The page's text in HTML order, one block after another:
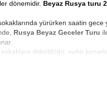
dönemidir. Beyaz Rusya turu
yürürken saatin gece
Rusya Beyaz Geceler Turu
döküldüğü, nehir